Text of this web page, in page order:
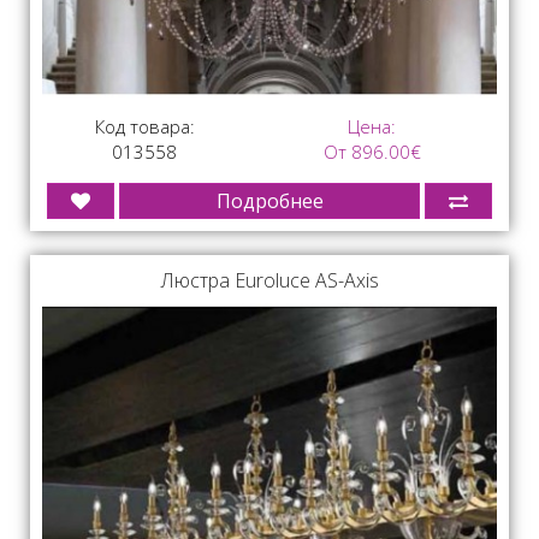
Код товара:
013558
Цена:
От 896.00€
Подробнее
Люстра Euroluce AS-Axis